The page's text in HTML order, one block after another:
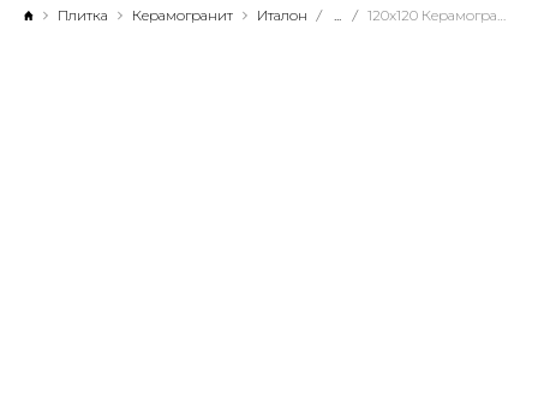
Плитка Керамогранит Италон